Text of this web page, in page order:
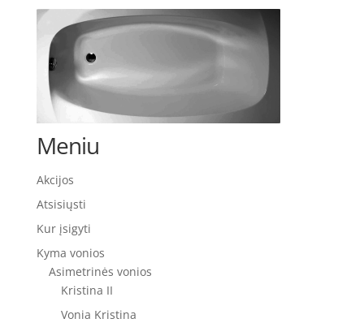
Meniu
Akcijos
Atsisiųsti
Kur įsigyti
Kyma vonios
Asimetrinės vonios
Kristina II
Vonia Kristina